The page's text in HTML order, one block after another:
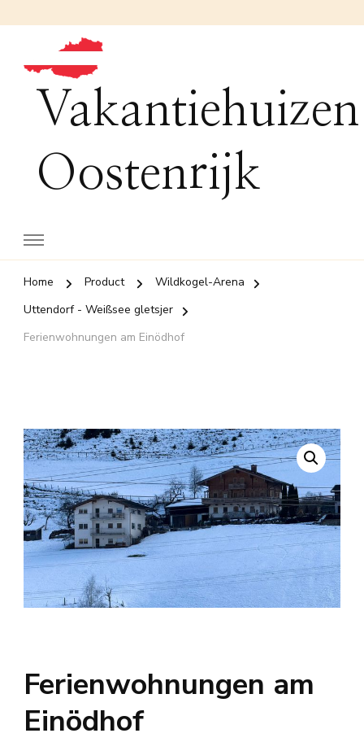
Vakantiehuizen
Oostenrijk
Home Product
Wildkogel-Arena
Uttendorf - Weißsee gletsjer
Ferienwohnungen am Einödhof
Ferienwohnungen am
Einödhof